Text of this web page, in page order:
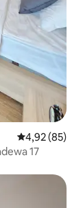
Gemiddelde
4,92 (85)
17